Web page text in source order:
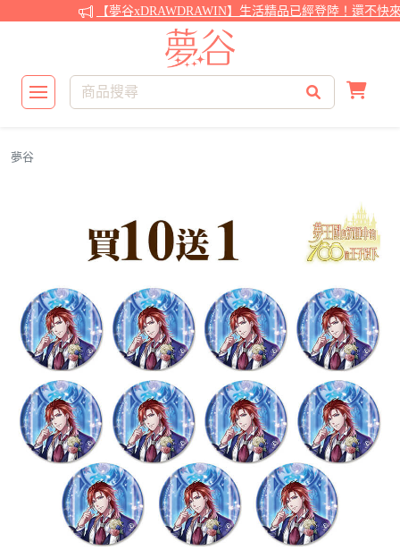
【夢谷xDRAWDRAWIN】生活精品已經登陸！還不快來
夢谷